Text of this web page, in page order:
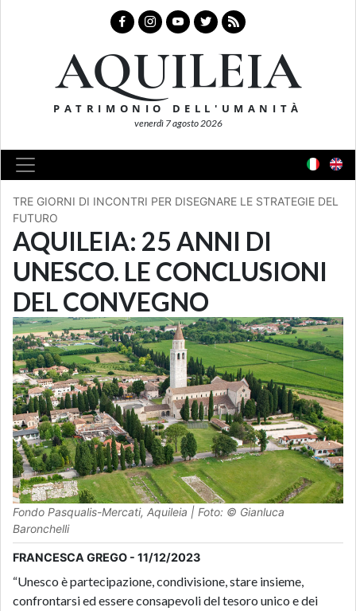
AQUILEIA
PATRIMONIO DELL'UMANITÀ
venerdì 7 agosto 2026
TRE GIORNI DI INCONTRI PER DISEGNARE LE STRATEGIE DEL
FUTURO
AQUILEIA: 25 ANNI DI
UNESCO. LE CONCLUSIONI
DEL CONVEGNO
Fondo Pasqualis-Mercati, Aquileia | Foto: © Gianluca
Baronchelli
FRANCESCA GREGO - 11/12/2023
“Unesco è partecipazione, condivisione, stare insieme,
confrontarsi ed essere consapevoli del tesoro unico e dei